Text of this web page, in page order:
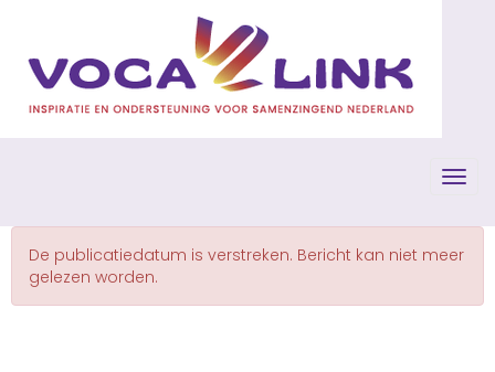
De publicatiedatum is verstreken. Bericht kan niet meer
gelezen worden.